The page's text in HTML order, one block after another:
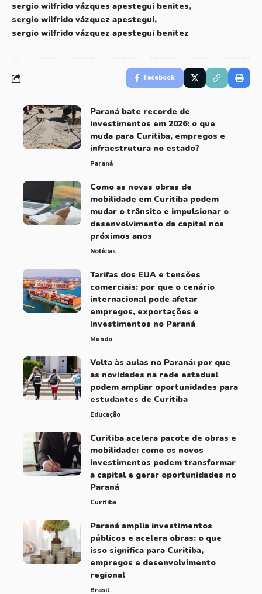
sergio wilfrido vázques apestegui benites
sergio wilfrido vázquez apestegui
sergio wilfrido vázquez apestegui benitez
Facebook
Paraná bate recorde de
investimentos em 2026: o que
muda para Curitiba, empregos e
infraestrutura no estado?
Paraná
Como as novas obras de
mobilidade em Curitiba podem
mudar o trânsito e impulsionar o
desenvolvimento da capital nos
próximos anos
Notícias
Tarifas dos EUA e tensões
comerciais: por que o cenário
internacional pode afetar
empregos, exportações e
investimentos no Paraná
Mundo
Volta às aulas no Paraná: por que
as novidades na rede estadual
podem ampliar oportunidades para
estudantes de Curitiba
Educação
Curitiba acelera pacote de obras e
mobilidade: como os novos
investimentos podem transformar
a capital e gerar oportunidades no
Paraná
Curitiba
Paraná amplia investimentos
públicos e acelera obras: o que
isso significa para Curitiba,
empregos e desenvolvimento
regional
Brasil